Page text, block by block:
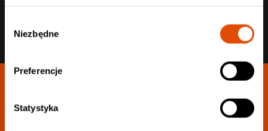
zgody
Niezbędne
Preferencje
Statystyka